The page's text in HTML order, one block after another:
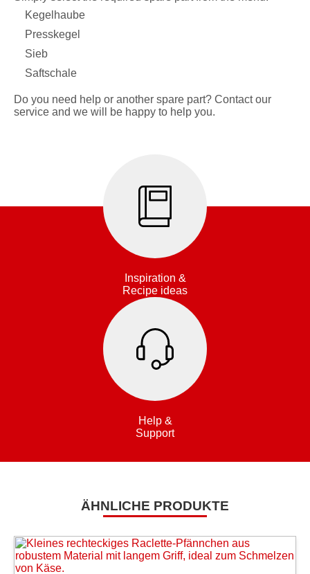
Kegelhaube
Presskegel
Sieb
Saftschale
Do you need help or another spare part? Contact our
service and we will be happy to help you.
Inspiration &
Recipe ideas
Help &
Support
ÄHNLICHE PRODUKTE